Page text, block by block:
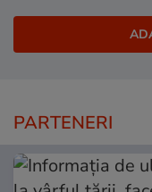
PARTENERI